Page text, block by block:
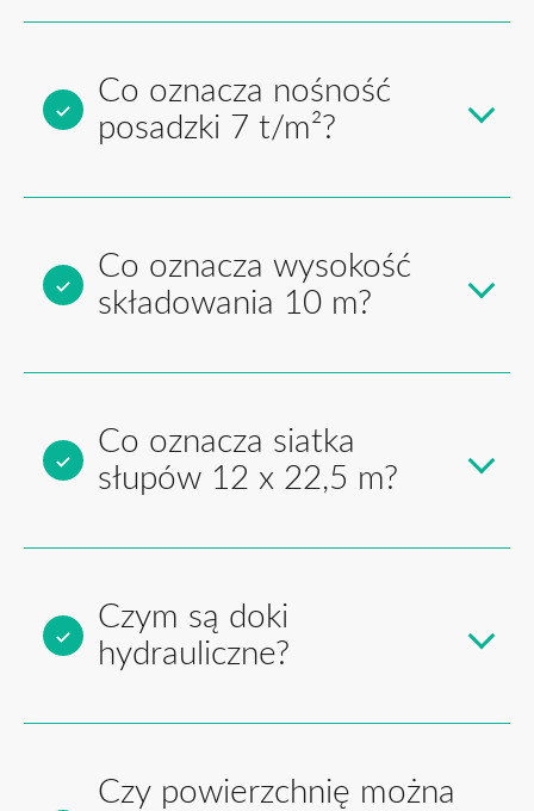
Co oznacza nośność
posadzki 7 t/m²?
Co oznacza wysokość
składowania 10 m?
Co oznacza siatka
słupów 12 x 22,5 m?
Czym są doki
hydrauliczne?
Czy powierzchnię można